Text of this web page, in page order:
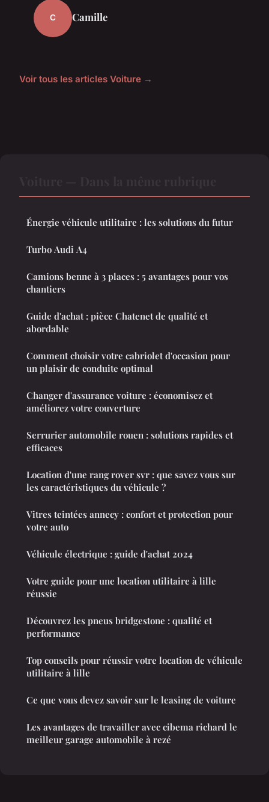
C Camille
Voir tous les articles Voiture →
Énergie véhicule utilitaire : les solutions du futur
Turbo Audi A4
Camions benne à 3 places : 5 avantages pour vos
chantiers
Guide d'achat : pièce Chatenet de qualité et
abordable
Comment choisir votre cabriolet d'occasion pour
un plaisir de conduite optimal
Changer d'assurance voiture : économisez et
améliorez votre couverture
Serrurier automobile rouen : solutions rapides et
efficaces
Location d'une rang rover svr : que savez vous sur
les caractéristiques du véhicule ?
Vitres teintées annecy : confort et protection pour
votre auto
Véhicule électrique : guide d'achat 2024
Votre guide pour une location utilitaire à lille
réussie
Découvrez les pneus bridgestone : qualité et
performance
Top conseils pour réussir votre location de véhicule
utilitaire à lille
Ce que vous devez savoir sur le leasing de voiture
Les avantages de travailler avec cibema richard le
meilleur garage automobile à rezé